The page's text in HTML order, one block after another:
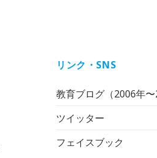
リンク・SNS
教育ブログ（2006年〜
ツイッター
フェイスブック